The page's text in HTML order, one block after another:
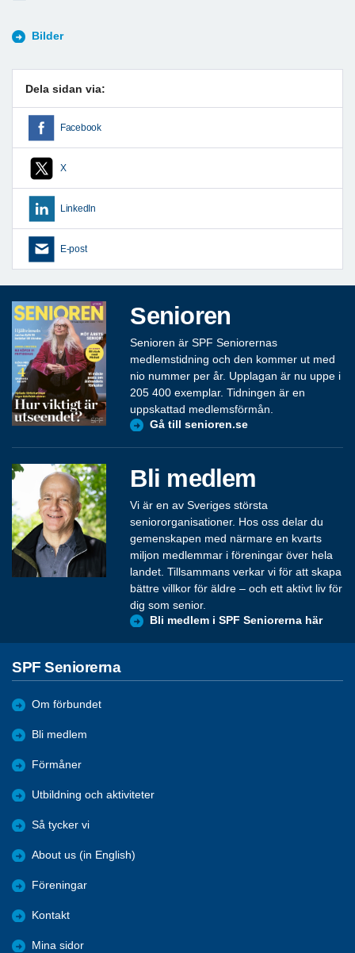
Bilder
Dela sidan via:
Facebook
X
LinkedIn
E-post
Senioren
Senioren är SPF Seniorernas
medlemstidning och den kommer ut med
nio nummer per år. Upplagan är nu uppe i
205 400 exemplar. Tidningen är en
uppskattad medlemsförmån.
Gå till senioren.se
Bli medlem
Vi är en av Sveriges största
seniororganisationer. Hos oss delar du
gemenskapen med närmare en kvarts
miljon medlemmar i föreningar över hela
landet. Tillsammans verkar vi för att skapa
bättre villkor för äldre – och ett aktivt liv för
dig som senior.
Bli medlem i SPF Seniorerna här
SPF Seniorerna
Om förbundet
Bli medlem
Förmåner
Utbildning och aktiviteter
Så tycker vi
About us (in English)
Föreningar
Kontakt
Mina sidor